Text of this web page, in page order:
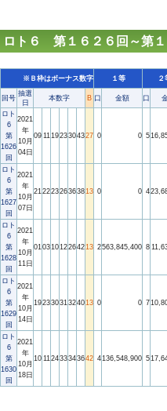
ロト６ 第１６２６回～第１
※Ｂ枠はボーナス数字 １等 ２
回号
抽選
日
本数字 B 口 金額 口
ロト
6
第
1626
回
2021
年
10月
04日
09 111923304327 0 0 5
ロト
6
第
1627
回
2021
年
10月
07日
21222326363813 0 0 4
ロト
6
第
1628
回
2021
年
10月
11日
01031012264213 2563,845,400 8
ロト
6
第
1629
回
2021
年
10月
14日
19233031324013 0 0 7
ロト
6
第
1630
回
2021
年
10月
18日
10 112433343642 4136,548,900 5